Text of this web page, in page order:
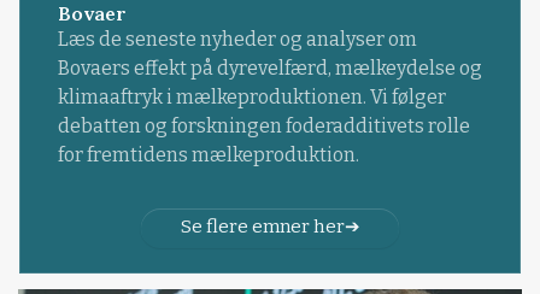
Bovaer
Læs de seneste nyheder og analyser om
Bovaers effekt på dyrevelfærd, mælkeydelse og
klimaaftryk i mælkeproduktionen. Vi følger
debatten og forskningen foderadditivets rolle
for fremtidens mælkeproduktion.
Se flere emner her